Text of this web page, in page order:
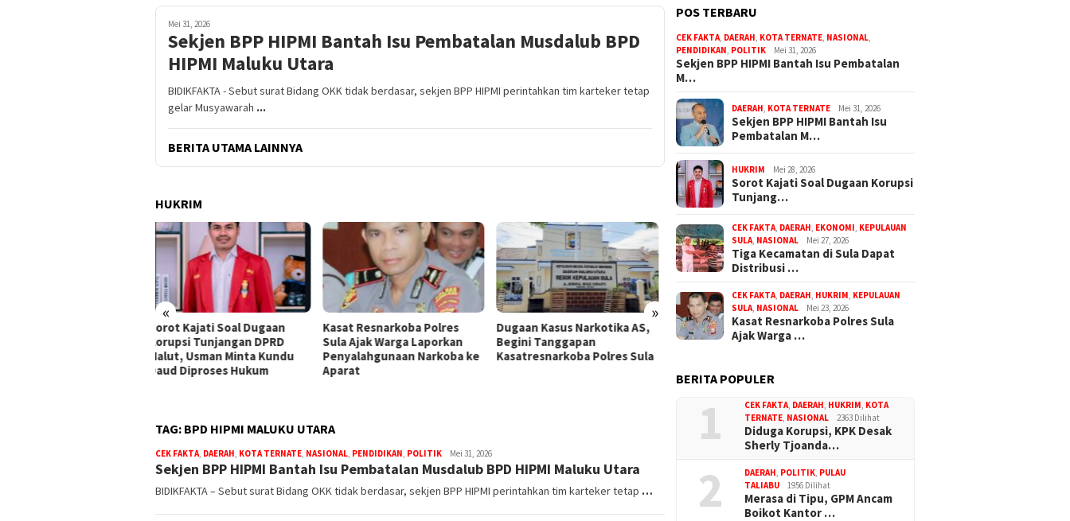
Mei 31, 2026
Sekjen BPP HIPMI Bantah Isu Pembatalan Musdalub BPD
HIPMI Maluku Utara
BIDIKFAKTA - Sebut surat Bidang OKK tidak berdasar, sekjen BPP HIPMI perintahkan tim karteker tetap
gelar Musyawarah ...
BERITA UTAMA LAINNYA
HUKRIM
« »
Kasat Resnarkoba Polres
Sula Ajak Warga Laporkan
Penyalahgunaan Narkoba ke
Aparat
Dugaan Kasus Narkotika AS,
Begini Tanggapan
Kasatresnarkoba Polres Sula
Diduga Lindungi Terduga
Pelaku Narkotika, GMNI-GPM
Desak Kapolda Malut Copot
Kantor Hukum Adha
Buamona Menangi Gugatan
Sula Miliaran Rupiah
Sorot Kajati Soal Dugaan
TAG: BPD HIPMI MALUKU UTARA
CEK FAKTA DAERAH KOTA TERNATE NASIONAL PENDIDIKAN POLITIK bidikfakta.id
Mei 31, 2026
Sekjen BPP HIPMI Bantah Isu Pembatalan Musdalub BPD HIPMI Maluku Utara
BIDIKFAKTA – Sebut surat Bidang OKK tidak berdasar, sekjen BPP HIPMI perintahkan tim karteker tetap …
POS TERBARU
CEK FAKTA, DAERAH, KOTA TERNATE, NASIONAL,
PENDIDIKAN, POLITIK Mei 31, 2026
Sekjen BPP HIPMI Bantah Isu Pembatalan
M…
DAERAH, KOTA TERNATE Mei 31, 2026
Sekjen BPP HIPMI Bantah Isu
Pembatalan M…
HUKRIM Mei 28, 2026
Sorot Kajati Soal Dugaan Korupsi
Tunjang…
CEK FAKTA, DAERAH, EKONOMI, KEPULAUAN
SULA, NASIONAL Mei 27, 2026
Tiga Kecamatan di Sula Dapat
Distribusi …
CEK FAKTA, DAERAH, HUKRIM, KEPULAUAN
SULA, NASIONAL Mei 23, 2026
Kasat Resnarkoba Polres Sula
Ajak Warga …
BERITA POPULER
1 CEK FAKTA, DAERAH, HUKRIM, KOTA
TERNATE, NASIONAL 2363 Dilihat
Diduga Korupsi, KPK Desak
Sherly Tjoanda…
2 DAERAH, POLITIK, PULAU
TALIABU
1956 Dilihat
Merasa di Tipu, GPM Ancam
Boikot Kantor …